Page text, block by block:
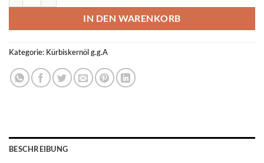
IN DEN WARENKORB
Kategorie: Kürbiskernöl g.g.A
BESCHREIBUNG